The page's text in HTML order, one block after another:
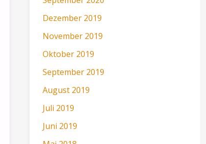
Dezember 2019
November 2019
Oktober 2019
September 2019
August 2019
Juli 2019
Juni 2019